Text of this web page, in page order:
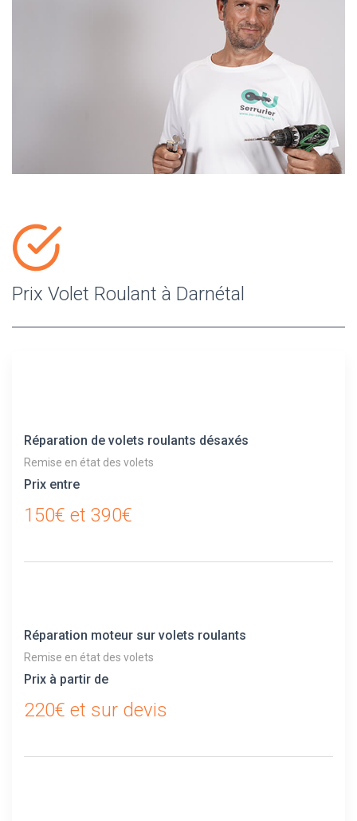
Prix Volet Roulant à Darnétal
Réparation de volets roulants désaxés
Remise en état des volets
Prix entre
150€ et 390€
Réparation moteur sur volets roulants
Remise en état des volets
Prix à partir de
220€ et sur devis